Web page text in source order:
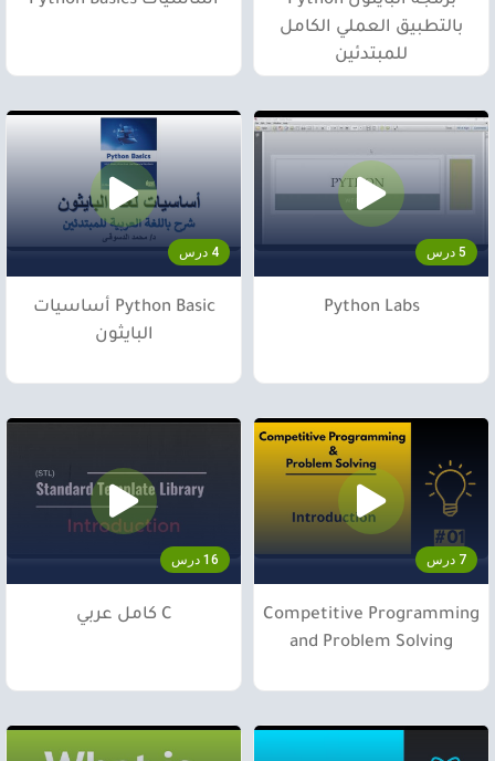
بالتطبيق العملي الكامل
للمبتدئين
5 درس
Python Labs
4 درس
Python Basic أساسيات
البايثون
7 درس
Competitive Programming
and Problem Solving
16 درس
C كامل عربي